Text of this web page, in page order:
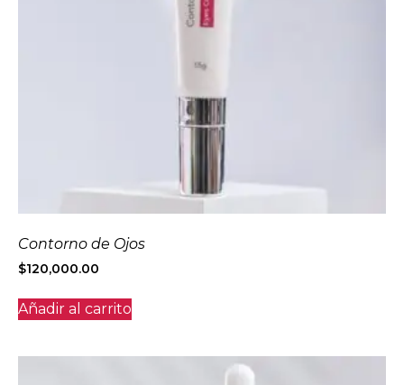
Contorno de Ojos
$120,000.00
Añadir al carrito